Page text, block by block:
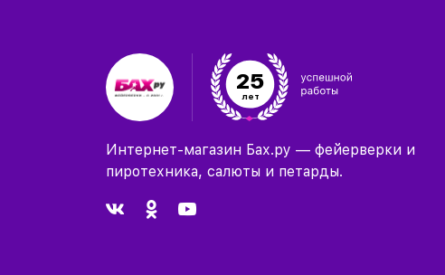
25
лет
Интернет-магазин Бах.ру — фейерверки и
пиротехника, салюты и петарды.